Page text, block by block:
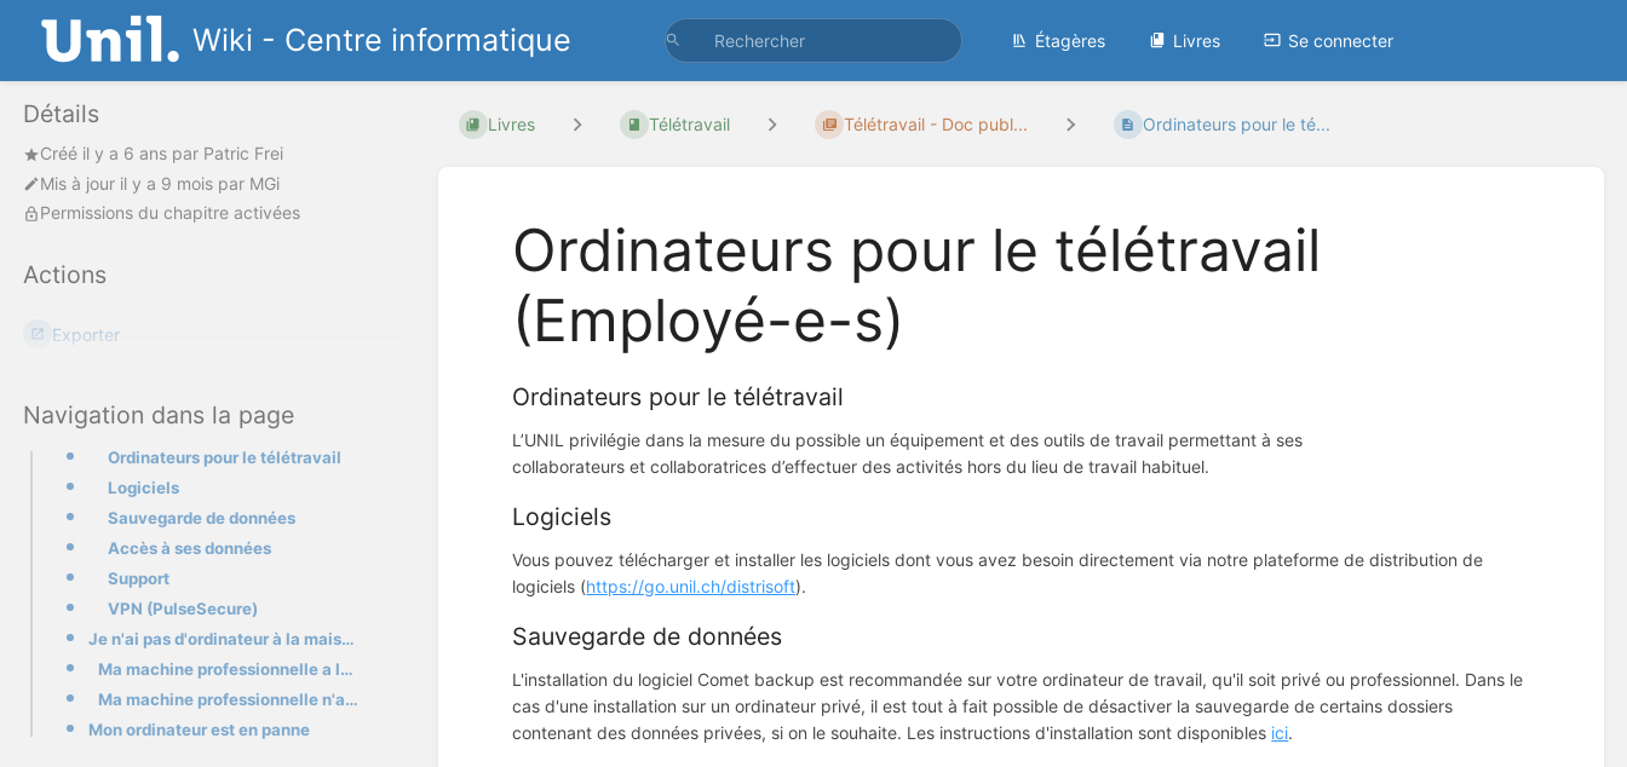
Wiki - Centre informatique Étagères Livres Se connecter
Détails
Créé il y a 6 ans par Patric Frei
Mis à jour il y a 9 mois par MGi
Permissions du chapitre activées
Actions
Exporter
Navigation dans la page
Ordinateurs pour le télétravail
Logiciels
Sauvegarde de données
Accès à ses données
Support
VPN (PulseSecure)
Je n'ai pas d'ordinateur à la maison ou il est trop ancien
Ma machine professionnelle a le WIFI
Ma machine professionnelle n'a pas de WIFI
Mon ordinateur est en panne
Livres Télétravail Télétravail - Doc publ... Ordinateurs pour le té...
Ordinateurs pour le télétravail
(Employé-e-s)
Ordinateurs pour le télétravail
L’UNIL privilégie dans la mesure du possible un équipement et des outils de travail permettant à ses
collaborateurs et collaboratrices d’effectuer des activités hors du lieu de travail habituel.
Logiciels
Vous pouvez télécharger et installer les logiciels dont vous avez besoin directement via notre plateforme de distribution de
logiciels (https://go.unil.ch/distrisoft).
Sauvegarde de données
L'installation du logiciel Comet backup est recommandée sur votre ordinateur de travail, qu'il soit privé ou professionnel. Dans le
cas d'une installation sur un ordinateur privé, il est tout à fait possible de désactiver la sauvegarde de certains dossiers
contenant des données privées, si on le souhaite. Les instructions d'installation sont disponibles ici.